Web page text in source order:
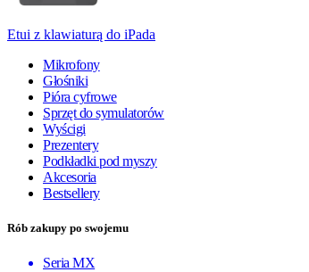
Etui z klawiaturą do iPada
Mikrofony
Głośniki
Pióra cyfrowe
Sprzęt do symulatorów
Wyścigi
Prezentery
Podkładki pod myszy
Akcesoria
Bestsellery
Rób zakupy po swojemu
Seria MX